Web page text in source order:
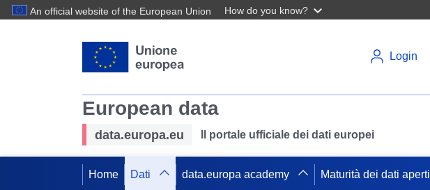
An official website of the European Union How do you know?
Login
European data
data.europa.eu Il portale ufficiale dei dati europei
Home Dati data.europa academy Maturità dei dati aperti